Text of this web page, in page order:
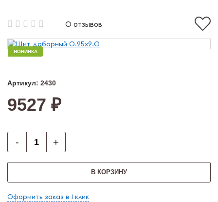
0 отзывов
НОВИНКА
Артикул: 2430
9527 ₽
- +
В КОРЗИНУ
Оформить заказ в 1 клик